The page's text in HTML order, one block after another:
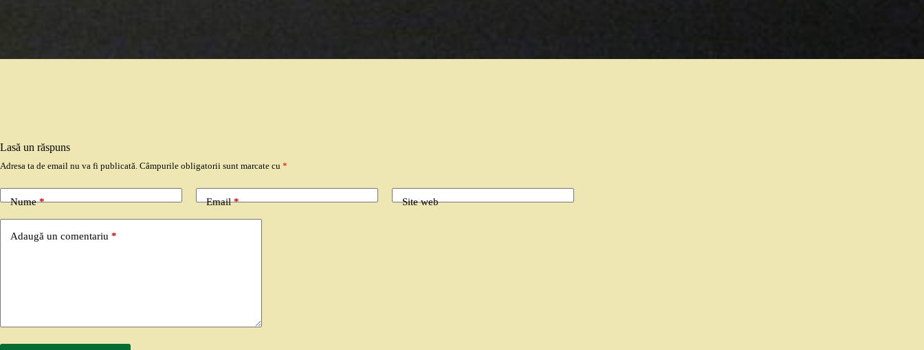
Lasă un răspuns
Adresa ta de email nu va fi publicată. Câmpurile obligatorii sunt marcate cu *
Nume* Email* Site web
Adaugă un comentariu *